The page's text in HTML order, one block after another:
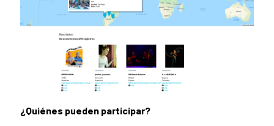
¿Quiénes pueden participar?